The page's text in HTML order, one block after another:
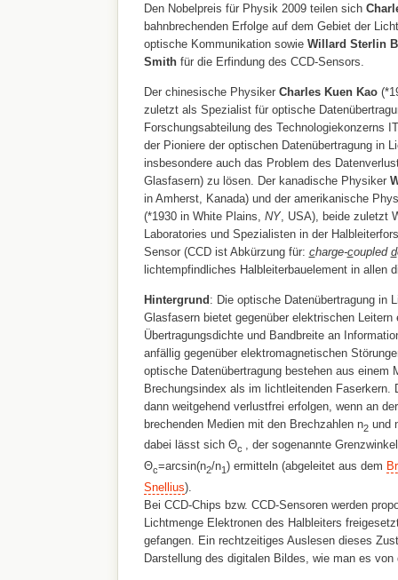
Den Nobelpreis für Physik 2009 teilen sich
bahnbrechenden Erfolge auf dem Gebiet der
optische Kommunikation sowie Willard Sterlin
Smithfür die Erfindung des CCD-Sensors.
Der chinesische Physiker Charles Kuen Kao
zuletzt als Spezialist für optische
Forschungsabteilung des Technologiekonzerns
der Pioniere der optischen Datenübertragung in
insbesondere auch das Problem des
Glasfasern) zu lösen. Der kanadische Physiker
in Amherst, Kanada) und der amerikanische
(*1930 in White Plains, NY, USA), beide zuletzt
Laboratories und Spezialisten in der
Sensor (CCD ist Abkürzung für: charge-coupled d
lichtempfindliches Halbleiterbauelement in allen
Hintergrund: Die optische Datenübertragung in
Glasfasern bietet gegenüber elektrischen Leitern
Übertragungsdichte und Bandbreite an
anfällig gegenüber elektromagnetischen
optische Datenübertragung bestehen aus einem
Brechungsindex als im lichtleitenden Faserkern.
dann weitgehend verlustfrei erfolgen, wenn an
brechenden Medien mit den Brechzahlen n2und
dabei lässt sich Θc , der sogenannte
Θc=arcsin(n2/n1) ermitteln (abgeleitet aus dem
Snellius).
Bei CCD-Chips bzw. CCD-Sensoren werden
Lichtmenge Elektronen des Halbleiters
gefangen. Ein rechtzeitiges Auslesen dieses
Darstellung des digitalen Bildes, wie man es